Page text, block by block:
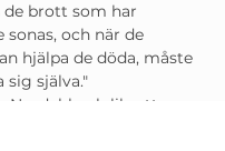
brott som har
sonas, och när de
hjälpa de döda, måste
sig själva."
Nordahl och libretto av